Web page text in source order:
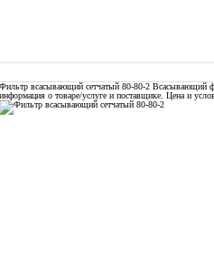
Фильтр всасывающий сетчатый 80-80-2 Всасывающий
информация о товаре/услуге и поставщике. Цена и